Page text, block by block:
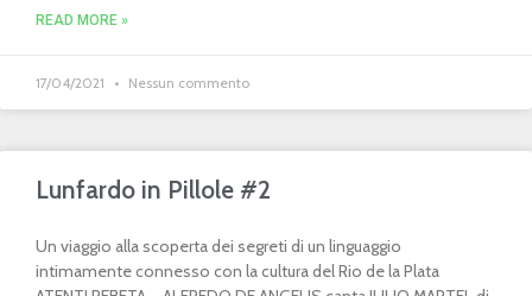
READ MORE »
17/04/2021 Nessun commento
Lunfardo in Pillole #2
Un viaggio alla scoperta dei segreti di un linguaggio
intimamente connesso con la cultura del Rio de la Plata